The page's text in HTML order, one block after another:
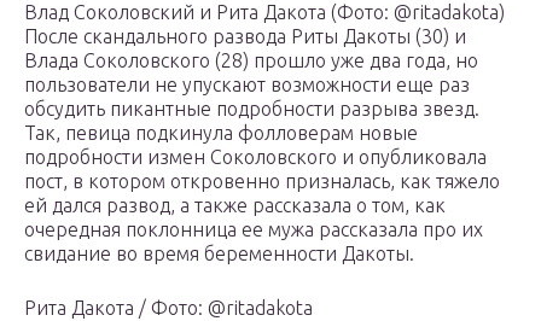
Влад Соколовский и Рита Дакота (Фото: @ritadakota)
После скандального развода Риты Дакоты (30) и
Влада Соколовского (28) прошло уже два года, но
пользователи не упускают возможности еще раз
обсудить пикантные подробности разрыва звезд.
Так, певица подкинула фолловерам новые
подробности измен Соколовского и опубликовала
пост, в котором откровенно призналась, как тяжело
ей дался развод, а также рассказала о том, как
очередная поклонница ее мужа рассказала про их
свидание во время беременности Дакоты.
Рита Дакота / Фото: @ritadakota